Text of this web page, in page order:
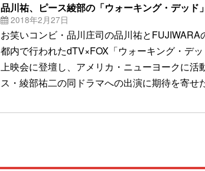
品川祐、ピース綾部の「ウォーキング・デッド
2018年2月27日
お笑いコンビ・品川庄司の品川祐とFUJIWARA
都内で行われたdTV×FOX「ウォーキング・デ
上映会に登壇し、アメリカ・ニューヨークに活
ス・綾部祐二の同ドラマへの出演に期待を寄せた